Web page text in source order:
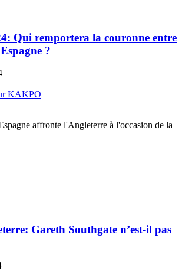
Qui remportera la couronne entre
?
KAKPO
affronte l'Angleterre à l'occasion de la
Gareth Southgate n’est-il pas